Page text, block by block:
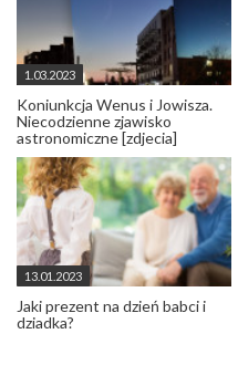
1.03.2023
Koniunkcja Wenus i Jowisza.
Niecodzienne zjawisko
astronomiczne [zdjecia]
13.01.2023
Jaki prezent na dzień babci i
dziadka?